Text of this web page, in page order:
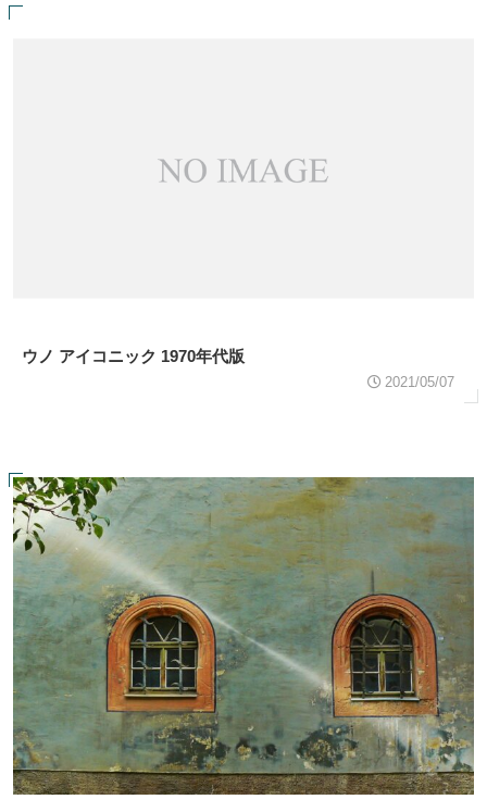
ウノ アイコニック 1970年代版
2021/05/07